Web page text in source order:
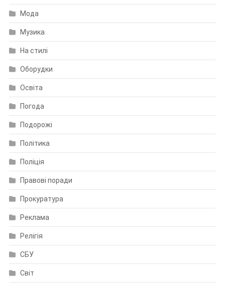
Мода
Музика
На стилі
Оборудки
Освіта
Погода
Подорожі
Політика
Поліція
Правові поради
Прокуратура
Реклама
Релігія
СБУ
Світ